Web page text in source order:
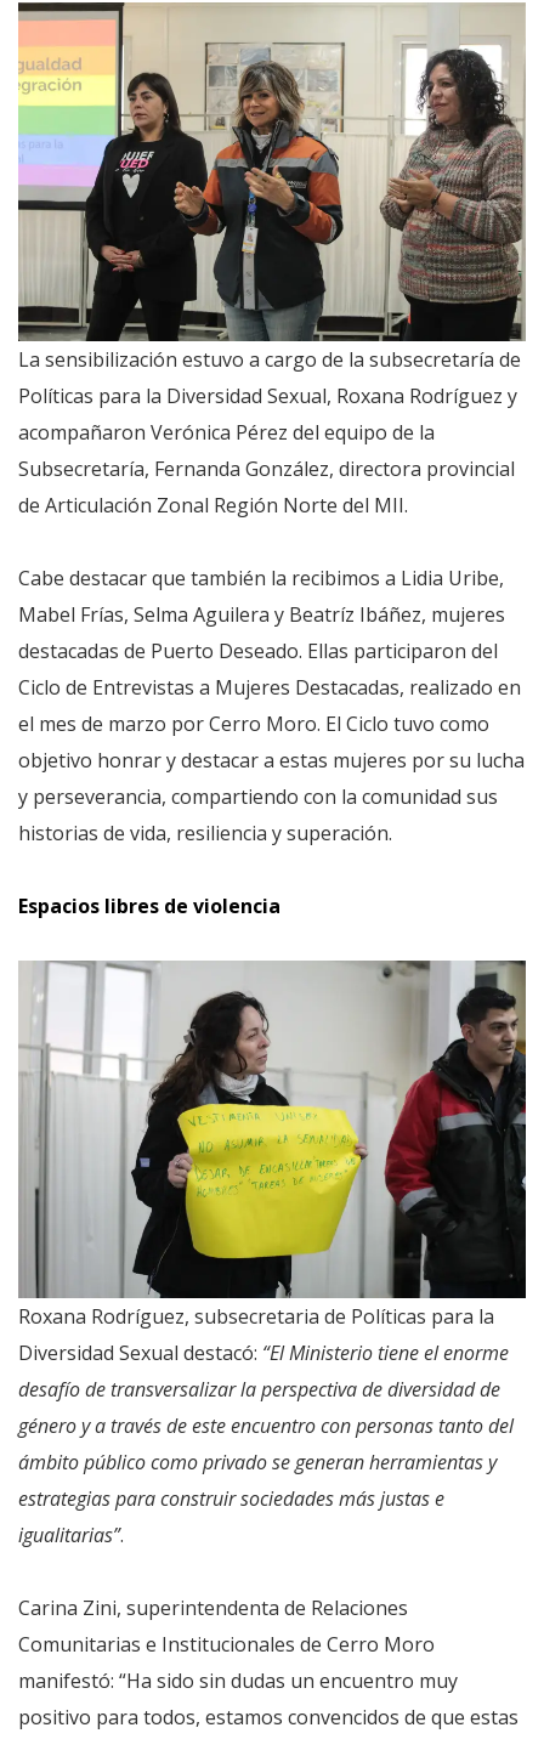
La sensibilización estuvo a cargo de la subsecretaría de
Políticas para la Diversidad Sexual, Roxana Rodríguez y
acompañaron Verónica Pérez del equipo de la
Subsecretaría, Fernanda González, directora provincial
de Articulación Zonal Región Norte del MII.
Cabe destacar que también la recibimos a Lidia Uribe,
Mabel Frías, Selma Aguilera y Beatríz Ibáñez, mujeres
destacadas de Puerto Deseado. Ellas participaron del
Ciclo de Entrevistas a Mujeres Destacadas, realizado en
el mes de marzo por Cerro Moro. El Ciclo tuvo como
objetivo honrar y destacar a estas mujeres por su lucha
y perseverancia, compartiendo con la comunidad sus
historias de vida, resiliencia y superación.
Espacios libres de violencia
Roxana Rodríguez, subsecretaria de Políticas para la
Diversidad Sexual destacó: “El Ministerio tiene el enorme
desafío de transversalizar la perspectiva de diversidad de
género y a través de este encuentro con personas tanto del
ámbito público como privado se generan herramientas y
estrategias para construir sociedades más justas e
igualitarias”.
Carina Zini, superintendenta de Relaciones
Comunitarias e Institucionales de Cerro Moro
manifestó: “Ha sido sin dudas un encuentro muy
positivo para todos, estamos convencidos de que estas